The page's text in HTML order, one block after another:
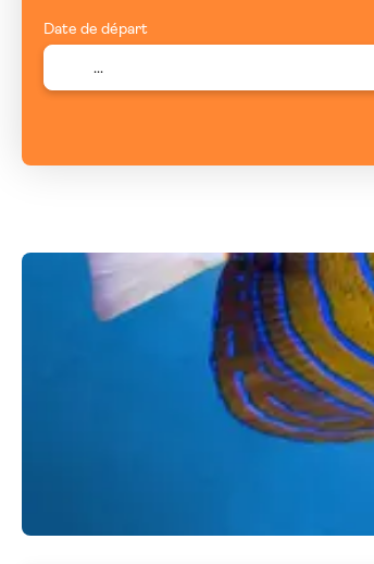
Date de départ